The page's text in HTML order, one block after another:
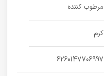
مرطوب کننده
کرم
6260147706997